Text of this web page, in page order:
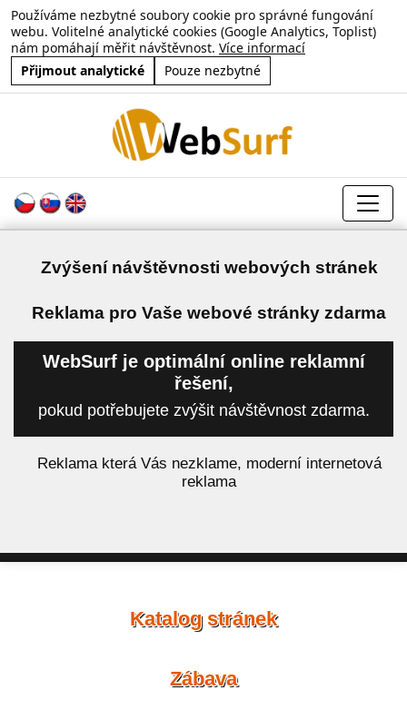
Používáme nezbytné soubory cookie pro správné fungování
webu. Volitelné analytické cookies (Google Analytics, Toplist)
nám pomáhají měřit návštěvnost. Více informací
Přijmout analytické
Pouze nezbytné
Zvýšení návštěvnosti webových stránek
Reklama pro Vaše webové stránky zdarma
WebSurf je optimální online reklamní
řešení,
pokud potřebujete zvýšit návštěvnost zdarma.
Reklama která Vás nezklame, moderní internetová
reklama
Katalog stránek
Zábava